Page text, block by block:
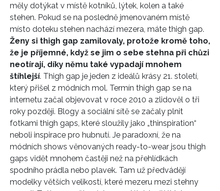
měly dotýkat v místě kotníků, lýtek, kolen a také
stehen. Pokud se na posledně jmenovaném místě
místo doteku stehen nachází mezera, máte thigh gap.
Ženy si thigh gap zamilovaly, protože kromě toho,
že je příjemné, když se jim o sebe stehna při chůzi
neotírají, díky němu také vypadají mnohem
štíhlejší. Thigh gap je jeden z ideálů krásy 21. století,
který přišel z módních mol. Termín thigh gap se na
internetu začal objevovat v roce 2010 a zlidověl o tři
roky později. Blogy a sociální sítě se začaly plnit
fotkami thigh gaps, které sloužily jako „thinspiration“
neboli inspirace pro hubnutí. Je paradoxní, že na
módních shows věnovaných ready-to-wear jsou thigh
gaps vidět mnohem častěji než na přehlídkách
spodního prádla nebo plavek. Tam už předvádějí
modelky větších velikostí, které mezeru mezi stehny